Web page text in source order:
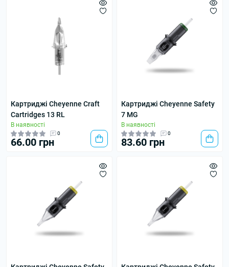
Картриджі Cheyenne Craft
Cartridges 13 RL
В наявності
0
66.00 грн
Картриджі Cheyenne Safety
7 MG
В наявності
0
83.60 грн